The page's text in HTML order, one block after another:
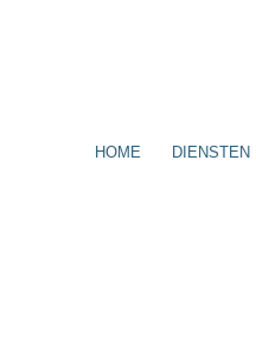
HOME DIENSTEN